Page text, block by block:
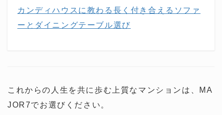
カンディハウスに教わる長く付き合えるソファ
ーとダイニングテーブル選び
これからの人生を共に歩む上質なマンションは、MA
JOR7でお選びください。